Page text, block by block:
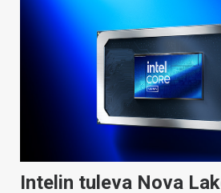
Intelin tuleva Nova